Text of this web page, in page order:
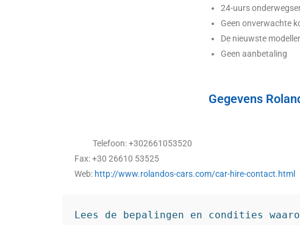
24-uurs
Geen onverwachte
De nieuwste
Geen aanbetaling
Gegevens
Telefoon: +302661053520
Fax: +30 26610 53525
Web: http://www.rolandos-cars.com/car-hire-contact.html
Lees de bepalingen en condities